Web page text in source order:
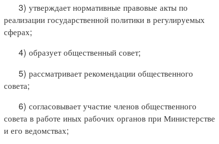
3) утверждает нормативные правовые акты по
реализации государственной политики в регулируемых
сферах;
4) образует общественный совет;
5) рассматривает рекомендации общественного
совета;
6) согласовывает участие членов общественного
совета в работе иных рабочих органов при Министерстве
и его ведомствах;